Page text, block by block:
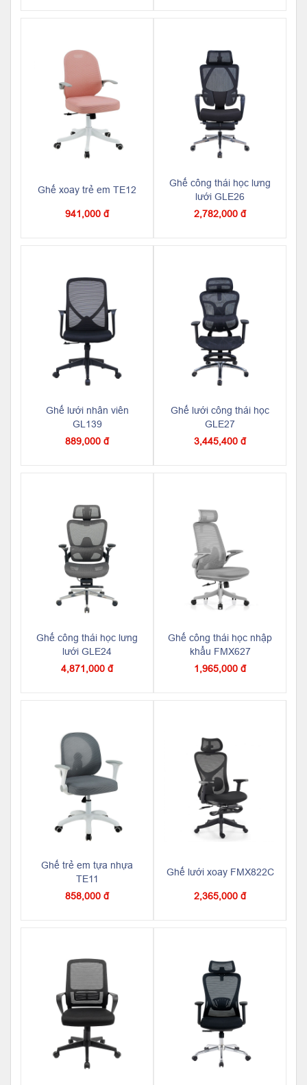
Ghế xoay trẻ em TE12
941,000 đ
Ghế công thái học lưng
lưới GLE26
2,782,000 đ
Ghế lưới nhân viên
GL139
889,000 đ
Ghế lưới công thái học
GLE27
3,445,400 đ
Ghế công thái học lưng
lưới GLE24
4,871,000 đ
Ghế công thái học nhập
khẩu FMX627
1,965,000 đ
Ghế trẻ em tựa nhựa
TE11
858,000 đ
Ghế lưới xoay FMX822C
2,365,000 đ